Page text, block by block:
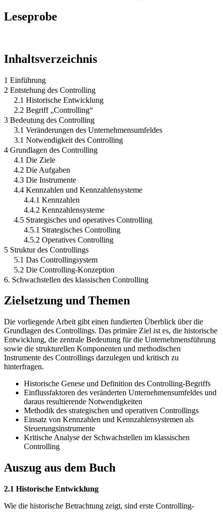
Leseprobe
Inhaltsverzeichnis
1 Einführung
2 Entstehung des Controlling
2.1 Historische Entwicklung
2.2 Begriff „Controlling“
3 Bedeutung des Controlling
3.1 Veränderungen des Unternehmensumfeldes
3.1 Notwendigkeit des Controlling
4 Grundlagen des Controlling
4.1 Die Ziele
4.2 Die Aufgaben
4.3 Die Instrumente
4.4 Kennzahlen und Kennzahlensysteme
4.4.1 Kennzahlen
4.4.2 Kennzahlensysteme
4.5 Strategisches und operatives Controlling
4.5.1 Strategisches Controlling
4.5.2 Operatives Controlling
5 Struktur des Controllings
5.1 Das Controllingsystem
5.2 Die Controlling-Konzeption
6. Schwachstellen des klassischen Controlling
Zielsetzung und Themen
Die vorliegende Arbeit gibt einen fundierten Überblick über die
Grundlagen des Controllings. Das primäre Ziel ist es, die historische
Entwicklung, die zentrale Bedeutung für die Unternehmensführung
sowie die strukturellen Komponenten und methodischen
Instrumente des Controllings darzulegen und kritisch zu
hinterfragen.
Historische Genese und Definition des Controlling-Begriffs
Einflussfaktoren des veränderten Unternehmensumfeldes und
daraus resultierende Notwendigkeiten
Methodik des strategischen und operativen Controllings
Einsatz von Kennzahlen und Kennzahlensystemen als
Steuerungsinstrumente
Kritische Analyse der Schwachstellen im klassischen
Controlling
Auszug aus dem Buch
2.1 Historische Entwicklung
Wie die historische Betrachtung zeigt, sind erste Controlling-